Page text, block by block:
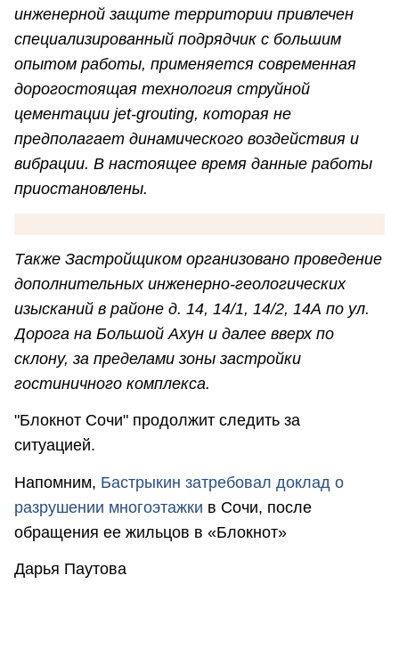
инженерной защите территории привлечен
специализированный подрядчик с большим
опытом работы, применяется современная
дорогостоящая технология струйной
цементации jet-grouting, которая не
предполагает динамического воздействия и
вибрации. В настоящее время данные работы
приостановлены.
Также Застройщиком организовано проведение
дополнительных инженерно-геологических
изысканий в районе д. 14, 14/1, 14/2, 14А по ул.
Дорога на Большой Ахун и далее вверх по
склону, за пределами зоны застройки
гостиничного комплекса.
"Блокнот Сочи" продолжит следить за
ситуацией.
Напомним, Бастрыкин затребовал доклад о
разрушении многоэтажки в Сочи, после
обращения ее жильцов в «Блокнот»
Дарья Паутова